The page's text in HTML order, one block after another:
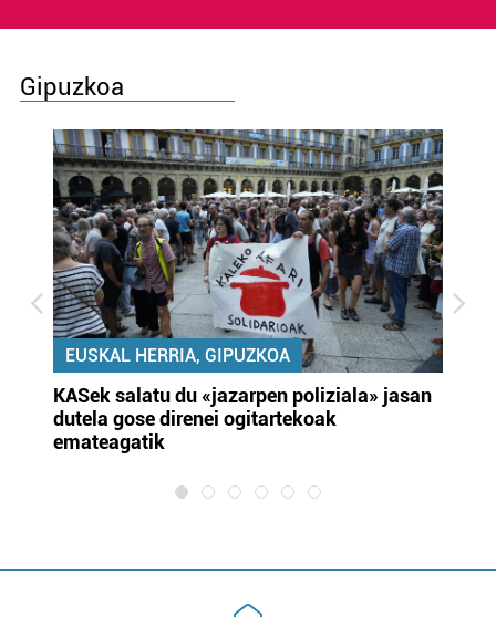
Gipuzkoa
EUSKAL HERRIA, GIPUZKOA
KASek salatu du «jazarpen poliziala» jasan
dutela gose direnei ogitartekoak
emateagatik